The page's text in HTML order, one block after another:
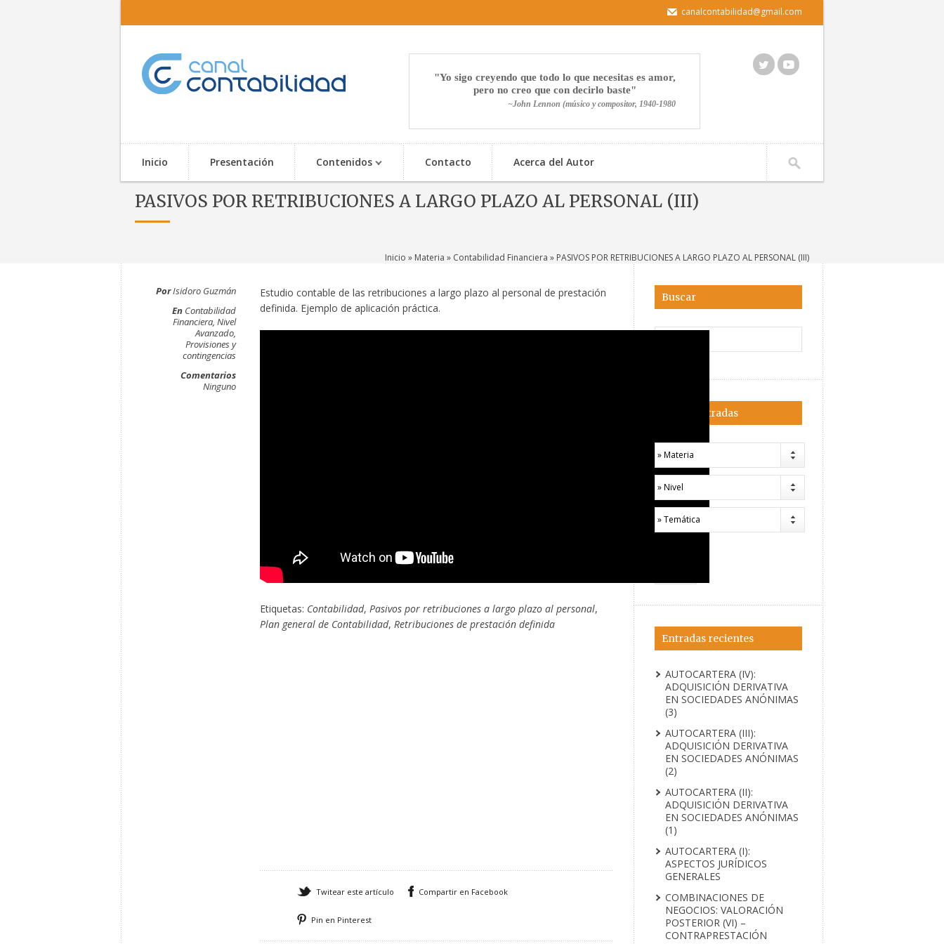
canalcontabilidad@gmail.com
Yo sigo creyendo que todo lo que necesitas es amor,
pero no creo que con decirlo baste
~John Lennon (músico y compositor, 1940-1980
Inicio Presentación Contenidos Contacto Acerca del Autor
PASIVOS POR RETRIBUCIONES A LARGO PLAZO AL PERSONAL (III)
Inicio » Materia » Contabilidad Financiera » PASIVOS POR RETRIBUCIONES A LARGO PLAZO AL PERSONAL (III)
PorIsidoro Guzmán
En Contabilidad
Financiera, Nivel
Avanzado,
Provisiones y
contingencias
Comentarios
Ninguno
Estudio contable de las retribuciones a largo plazo al personal de prestación
definida. Ejemplo de aplicación práctica.
Etiquetas: Contabilidad, Pasivos por retribuciones a largo plazo al personal,
Plan general de Contabilidad, Retribuciones de prestación definida
Twitear este artículo Compartir en Facebook
Pin en Pinterest
Buscar
Filtrar entradas
» Materia
» Nivel
» Temática
Entradas recientes
AUTOCARTERA (IV):
ADQUISICIÓN DERIVATIVA
EN SOCIEDADES ANÓNIMAS
(3)
AUTOCARTERA (III):
ADQUISICIÓN DERIVATIVA
EN SOCIEDADES ANÓNIMAS
(2)
AUTOCARTERA (II):
ADQUISICIÓN DERIVATIVA
EN SOCIEDADES ANÓNIMAS
(1)
AUTOCARTERA (I):
ASPECTOS JURÍDICOS
GENERALES
COMBINACIONES DE
NEGOCIOS: VALORACIÓN
POSTERIOR (VI) –
CONTRAPRESTACIÓN